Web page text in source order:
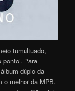
tumultuado,
Para
dúplo da
o melhor da MPB.